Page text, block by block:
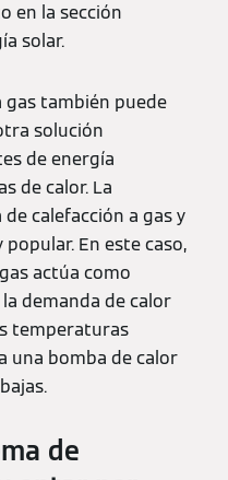
en la sección
solar.
gas también puede
solución
de energía
de calor. La
calefacción a gas y
En este caso,
actúa como
demanda de calor
temperaturas
una bomba de calor
de